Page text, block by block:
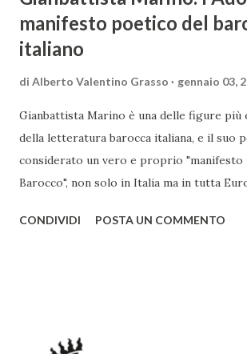
manifesto poetico del
italiano
di Alberto Valentino Grasso gennaio 03,
Gianbattista Marino è una delle figure più
della letteratura barocca italiana, e il suo
considerato un vero e proprio "manifesto
Barocco", non solo in Italia ma in tutta
rendono un'opera fondamentale per il
abbracciando invece i principi del Barocco:
CONDIVIDI POSTA UN COMMENTO